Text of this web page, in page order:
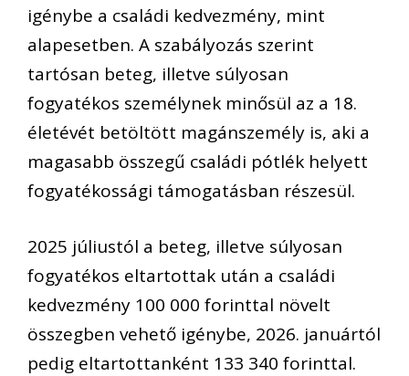
igénybe a családi kedvezmény, mint
alapesetben. A szabályozás szerint
tartósan beteg, illetve súlyosan
fogyatékos személynek minősül az a 18.
életévét betöltött magánszemély is, aki a
magasabb összegű családi pótlék helyett
fogyatékossági támogatásban részesül.
2025 júliustól a beteg, illetve súlyosan
fogyatékos eltartottak után a családi
kedvezmény 100 000 forinttal növelt
összegben vehető igénybe, 2026. januártól
pedig eltartottanként 133 340 forinttal.